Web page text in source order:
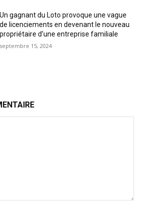
Un gagnant du Loto provoque une vague
de licenciements en devenant le nouveau
propriétaire d’une entreprise familiale
septembre 15, 2024